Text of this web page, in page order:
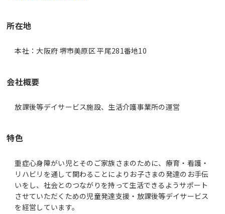
所在地
本社：大阪府 堺市美原区 平尾281番地10
会社概要
放課後等デイサービス施設、生活介護事業所の運営
特色
重症心身障がい児とそのご家族さまのために、療育・看護・
リハビリを通して関わることによりお子さまの発達のお手伝
いをし、社会とのつながりを持って生活できるようサポート
させていただくための児童発達支援・放課後等デイサービス
を経営しています。